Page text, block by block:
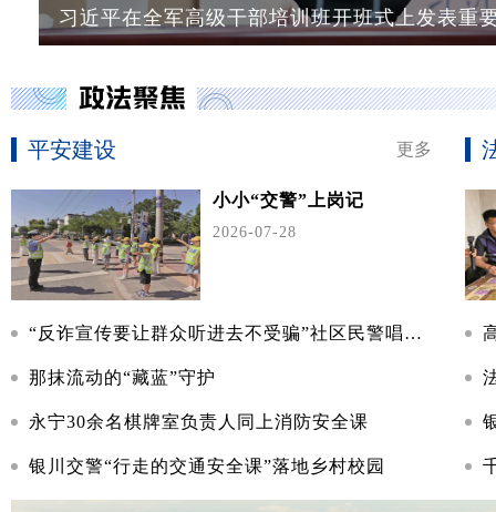
习近平在全军高级干部培训班开班式上发表重
平安建设 更多
小小“交警”上岗记
2026-07-28
“反诈宣传要让群众听进去不受骗”社区民警唱响反诈进行曲
那抹流动的“藏蓝”守护
永宁30余名棋牌室负责人同上消防安全课
银川交警“行走的交通安全课”落地乡村校园